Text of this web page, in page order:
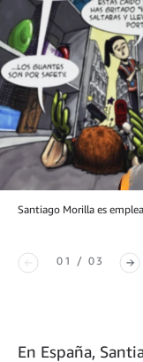
Santiago Morilla es
01 / 03
En España,